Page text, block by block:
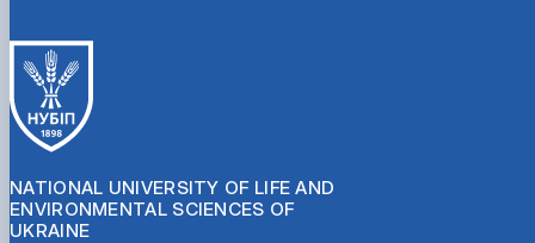
NATIONAL UNIVERSITY OF LIFE AND
ENVIRONMENTAL SCIENCES OF
UKRAINE